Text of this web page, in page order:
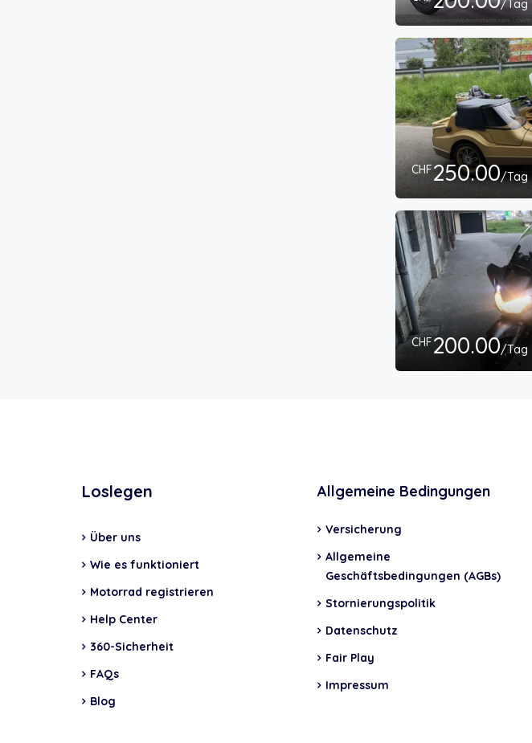
/Tag
CHF250.00/Tag
CHF200.00/Tag
Loslegen
Über uns
Wie es funktioniert
Motorrad registrieren
Help Center
360-Sicherheit
FAQs
Blog
Allgemeine Bedingungen
Versicherung
Allgemeine
Geschäftsbedingungen (AGBs)
Stornierungspolitik
Datenschutz
Fair Play
Impressum